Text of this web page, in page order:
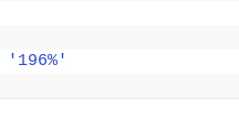
'196%'